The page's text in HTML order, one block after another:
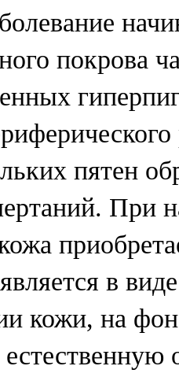
покрова
пятен
При
в
кожи, на